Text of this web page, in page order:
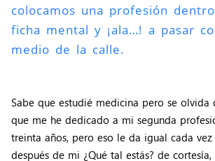
colocamos una profesión
ficha mental y ¡ala…! a pasar
medio de la calle.
Sabe que estudié medicina pero se olvida
que me he dedicado a mi segunda
treinta años, pero eso le da igual cada
después de mi ¿Qué tal estás? de cortesía,